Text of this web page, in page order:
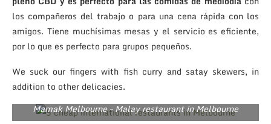
los compañeros del trabajo o para una cena rápida con los
amigos. Tiene muchísimas mesas y el servicio es eficiente,
por lo que es perfecto para grupos pequeños.
We suck our fingers with fish curry and satay skewers, in
addition to other delicacies.
Mamak Melbourne – Malay restaurant in Melbourne